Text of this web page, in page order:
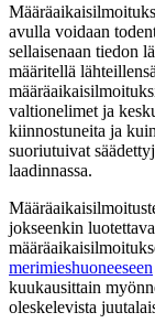
avulla voidaan
sellaisenaan tiedon
määritellä
valtionelimet ja
kiinnostuneita ja
suoriutuivat
laadinnassa.
jokseenkin
merimieshuoneeseen
kuukausittain
oleskelevista